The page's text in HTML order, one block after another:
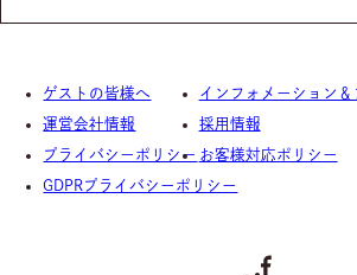
ゲストの皆様へ
インフォメーション＆
運営会社情報
採用情報
プライバシーポリシー お客様対応ポリシー
GDPRプライバシーポリシー